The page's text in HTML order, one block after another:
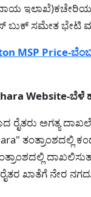
ಬುಕ್ ಸಮೇತ ಭೇಟಿ
MSP Price-
Website-
ರೈತರು ಅಗತ್ಯ
ಖಾತೆಗೆ ನೇರ